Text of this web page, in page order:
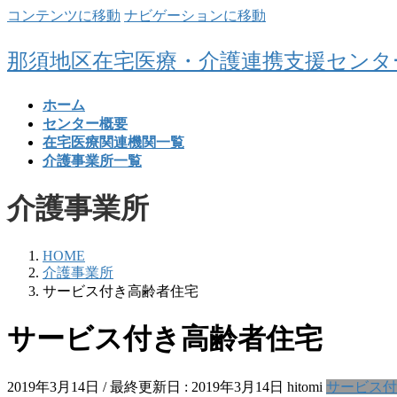
コンテンツに移動 ナビゲーションに移動
那須地区在宅医療・介護連携支援センタ
ホーム
センター概要
在宅医療関連機関一覧
介護事業所一覧
介護事業所
HOME
介護事業所
サービス付き高齢者住宅
サービス付き高齢者住宅
2019年3月14日 / 最終更新日 : 2019年3月14日 hitomi サービス